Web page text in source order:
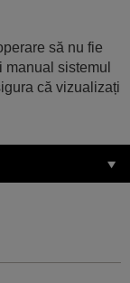
să nu fie
sistemul
că vizualizați